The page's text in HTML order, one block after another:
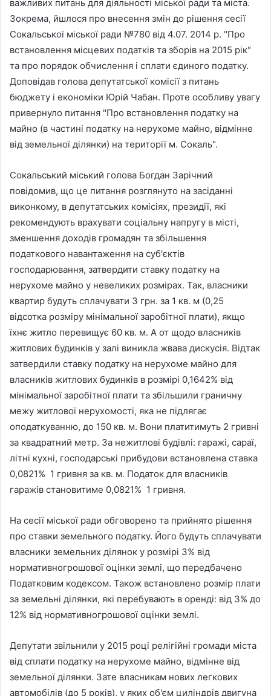
важливих питань для діяльності міської ради та міста.
Зокрема, йшлося про внесення змін до рішення сесії
Сокальської міської ради №780 від 4.07. 2014 р. "Про
встановлення місцевих податків та зборів на 2015 рік"
та про порядок обчислення і сплати єдиного податку.
Доповідав голова депутатської комісії з питань
бюджету і економіки Юрій Чабан. Проте особливу увагу
привернуло питання "Про встановлення податку на
майно (в частині податку на нерухоме майно, відмінне
від земельної ділянки) на території м. Сокаль".
Сокальський міський голова Богдан Зарічний
повідомив, що це питання розглянуто на засіданні
виконкому, в депутатських комісіях, президії, які
рекомендують врахувати соціальну напругу в місті,
зменшення доходів громадян та збільшення
податкового навантаження на суб'єктів
господарювання, затвердити ставку податку на
нерухоме майно у невеликих розмірах. Так, власники
квартир будуть сплачувати 3 грн. за 1 кв. м (0,25
відсотка розміру мінімальної заробітної плати), якщо
їхнє житло перевищує 60 кв. м. А от щодо власників
житлових будинків у залі виникла жвава дискусія. Відтак
затвердили ставку податку на нерухоме майно для
власників житлових будинків в розмірі 0,1642% від
мінімальної заробітної плати та збільшили граничну
межу житлової нерухомості, яка не підлягає
оподаткуванню, до 150 кв. м. Вони платитимуть 2 гривні
за квадратний метр. За нежитлові будівлі: гаражі, сараї,
літні кухні, господарські прибудови встановлена ставка
0,0821% 1 гривня за кв. м. Податок для власників
гаражів становитиме 0,0821% 1 гривня.
На сесії міської ради обговорено та прийнято рішення
про ставки земельного податку. Його будуть сплачувати
власники земельних ділянок у розмірі 3% від
нормативногрошової оцінки землі, що передбачено
Податковим кодексом. Також встановлено розмір плати
за земельні ділянки, які перебувають в оренді: від 3% до
12% від нормативногрошової оцінки землі.
Депутати звільнили у 2015 році релігійні громади міста
від сплати податку на нерухоме майно, відмінне від
земельної ділянки. Зате власникам нових легкових
автомобілів (до 5 років), у яких об'єм циліндрів двигуна